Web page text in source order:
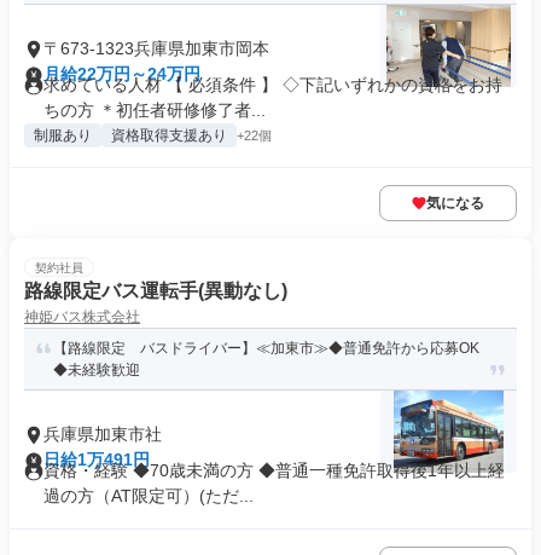
〒673-1323兵庫県加東市岡本
月給22万円～24万円
求めている人材 【 必須条件 】 ◇下記いずれかの資格をお持
ちの方 ＊初任者研修修了者...
制服あり 資格取得支援あり +22個
気になる
契約社員
路線限定バス運転手(異動なし)
神姫バス株式会社
【路線限定 バスドライバー】≪加東市≫◆普通免許から応募OK
◆未経験歓迎
兵庫県加東市社
日給1万491円
資格・経験 ◆70歳未満の方 ◆普通一種免許取得後1年以上経
過の方（AT限定可）(ただ...